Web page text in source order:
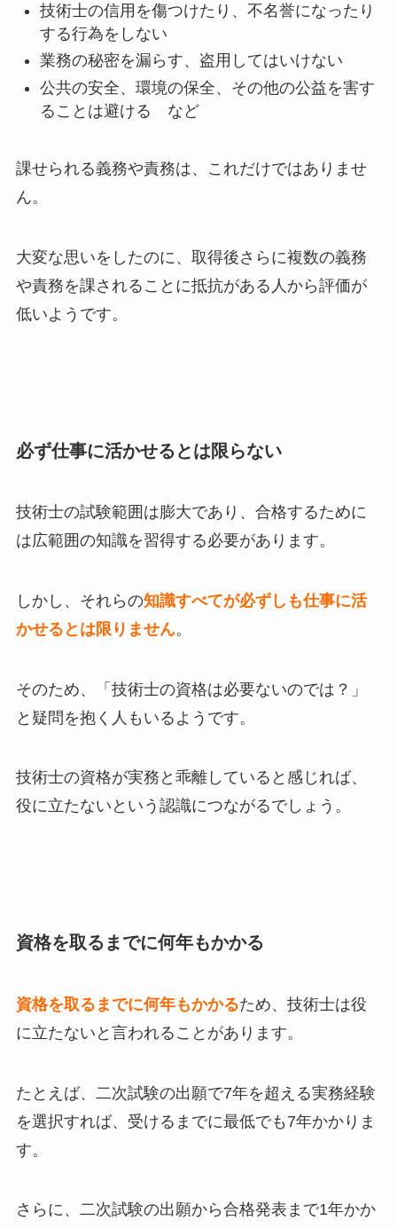
技術士の信用を傷つけたり、不名誉になったり
する行為をしない
業務の秘密を漏らす、盗用してはいけない
公共の安全、環境の保全、その他の公益を害す
ることは避ける など
課せられる義務や責務は、これだけではありませ
ん。
大変な思いをしたのに、取得後さらに複数の義務
や責務を課されることに抵抗がある人から評価が
低いようです。
必ず仕事に活かせるとは限らない
技術士の試験範囲は膨大であり、合格するために
は広範囲の知識を習得する必要があります。
しかし、それらの知識すべてが必ずしも仕事に活
かせるとは限りません。
そのため、「技術士の資格は必要ないのでは？」
と疑問を抱く人もいるようです。
技術士の資格が実務と乖離していると感じれば、
役に立たないという認識につながるでしょう。
資格を取るまでに何年もかかる
資格を取るまでに何年もかかるため、技術士は役
に立たないと言われることがあります。
たとえば、二次試験の出願で7年を超える実務経験
を選択すれば、受けるまでに最低でも7年かかりま
す。
さらに、二次試験の出願から合格発表まで1年かか